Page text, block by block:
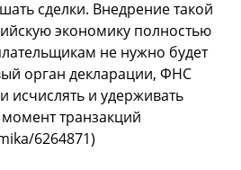
сделки. Внедрение такой
экономику полностью
не нужно будет
орган декларации, ФНС
исчислять и удерживать
транзакций
6264871)